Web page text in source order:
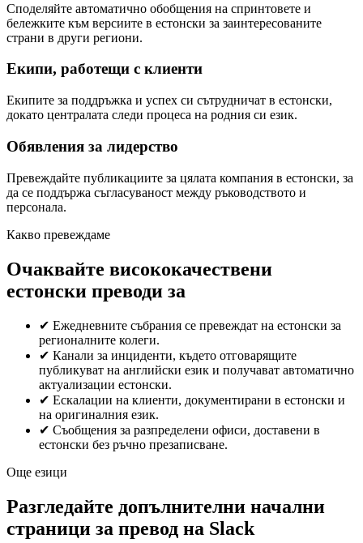
Споделяйте автоматично обобщения на спринтовете и
бележките към версиите в естонски за заинтересованите
страни в други региони.
Екипи, работещи с клиенти
Екипите за поддръжка и успех си сътрудничат в естонски,
докато централата следи процеса на родния си език.
Обявления за лидерство
Превеждайте публикациите за цялата компания в естонски, за
да се поддържа съгласуваност между ръководството и
персонала.
Какво превеждаме
Очаквайте висококачествени
естонски преводи за
✔ Ежедневните събрания се превеждат на естонски за
регионалните колеги.
✔ Канали за инциденти, където отговарящите
публикуват на английски език и получават автоматично
актуализации естонски.
✔ Ескалации на клиенти, документирани в естонски и
на оригиналния език.
✔ Съобщения за разпределени офиси, доставени в
естонски без ръчно презаписване.
Още езици
Разгледайте допълнителни начални
страници за превод на Slack